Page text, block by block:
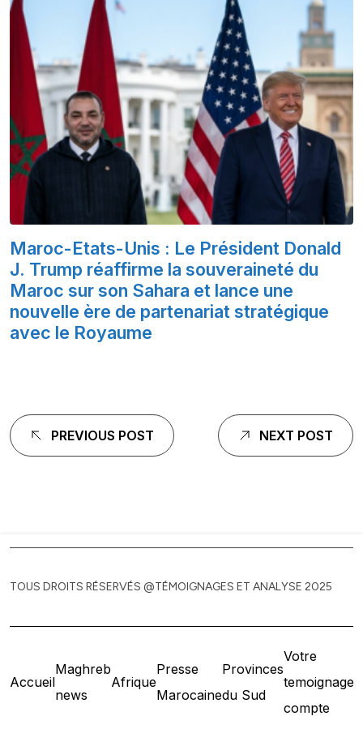
Maroc-Etats-Unis : Le Président Donald
J. Trump réaffirme la souveraineté du
Maroc sur son Sahara et lance une
nouvelle ère de partenariat stratégique
avec le Royaume
Navigation
de
PREVIOUS POST NEXT POST
TOUS DROITS RÉSERVÉS @TÉMOIGNAGES ET ANALYSE 2025
Accueil
Maghreb
news
Afrique
Presse
Marocaine
Provinces
du Sud
Votre
temoignage
compte